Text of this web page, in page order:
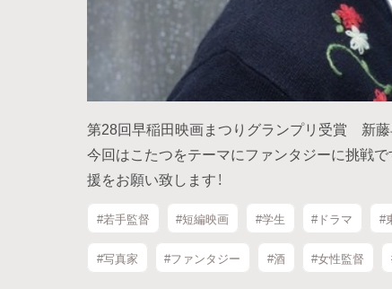
第28回早稲田映画まつりグランプリ受賞 新藤
今回はこたつをテーマにファンタジーに挑戦
援をお願い致します！
#若手監督 #短編映画 #学生 #ドラマ #
#写真家 #ファンタジー #酒 #女性監督